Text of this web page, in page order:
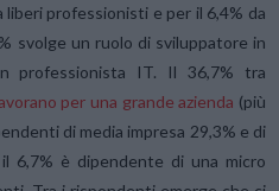
professionisti e per il 6,4% da
svolge un ruolo di sviluppatore in
professionista IT. Il 36,7% tra
per una grande azienda (più
di media impresa 29,3% e di
6,7% è dipendente di una micro